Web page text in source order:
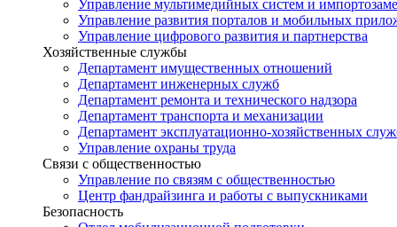
Управление мультимедийных систем и
Управление развития порталов и мобильных
Управление цифрового развития и партнерства
Хозяйственные службы
Департамент имущественных отношений
Департамент инженерных служб
Департамент ремонта и технического надзора
Департамент транспорта и механизации
Департамент эксплуатационно-хозяйственных
Управление охраны труда
Связи с общественностью
Управление по связям с общественностью
Центр фандрайзинга и работы с выпускниками
Безопасность